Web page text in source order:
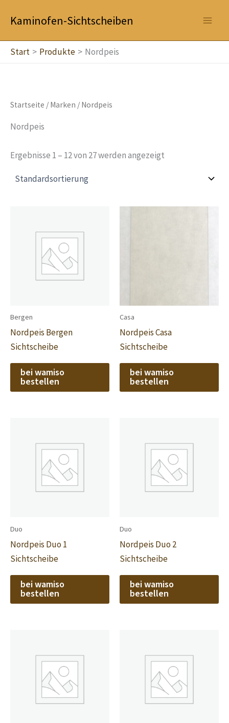
InhaltKaminofen-Sichtscheiben
Start Produkte Nordpeis
Startseite / Marken / Nordpeis
Nordpeis
Ergebnisse 1 – 12 von 27 werden angezeigt
Bergen
Nordpeis Bergen
Sichtscheibe
bei wamiso
bestellen
Casa
Nordpeis Casa
Sichtscheibe
bei wamiso
bestellen
Duo
Nordpeis Duo 1
Sichtscheibe
bei wamiso
bestellen
Duo
Nordpeis Duo 2
Sichtscheibe
bei wamiso
bestellen